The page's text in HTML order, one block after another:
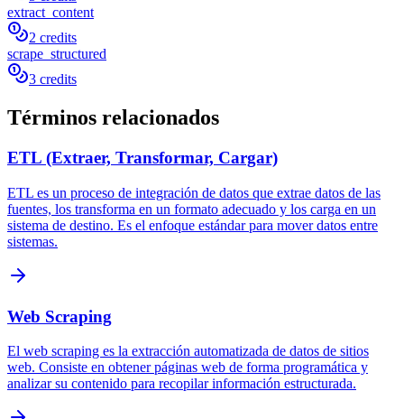
extract_content
2 credits
scrape_structured
3 credits
Términos relacionados
ETL (Extraer, Transformar, Cargar)
ETL es un proceso de integración de datos que extrae datos de las
fuentes, los transforma en un formato adecuado y los carga en un
sistema de destino. Es el enfoque estándar para mover datos entre
sistemas.
Web Scraping
El web scraping es la extracción automatizada de datos de sitios
web. Consiste en obtener páginas web de forma programática y
analizar su contenido para recopilar información estructurada.